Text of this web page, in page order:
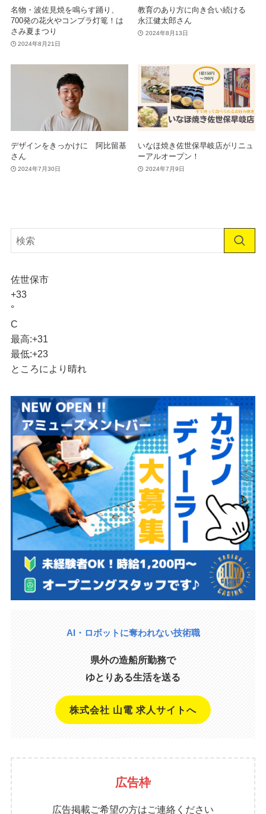
名物・波佐見焼を鳴らす踊り、
700発の花火やコンプラ灯篭！は
さみ夏まつり
2024年8月21日
教育のあり方に向き合い続ける
永江健太郎さん
2024年8月13日
デザインをきっかけに 阿比留基
さん
2024年7月30日
いなほ焼き佐世保早岐店がリニュ
ーアルオープン！
2024年7月9日
佐世保市
+33
°
C
最高:+31
最低:+23
ところにより晴れ
AI・ロボットに奪われない技術職
県外の造船所勤務で
ゆとりある生活を送る
株式会社 山電 求人サイトへ
広告枠
広告掲載ご希望の方はご連絡ください